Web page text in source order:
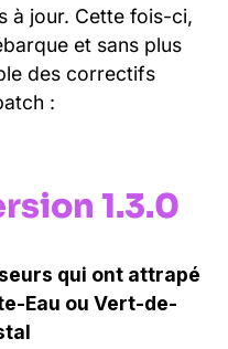
à jour. Cette fois-ci,
et sans plus
des correctifs
:
1.3.0
qui ont attrapé
Eau ou Vert-de-